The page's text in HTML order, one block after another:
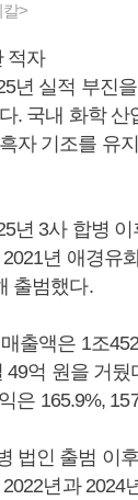
>
적자
년 실적 부진
. 국내 화학 산
자 기조를 유
년 3사 합병
년 애경유
출범했다.
출액은 1조
49억 원을 거뒀
은 165.9%,
법인 출범 이
년과 2024